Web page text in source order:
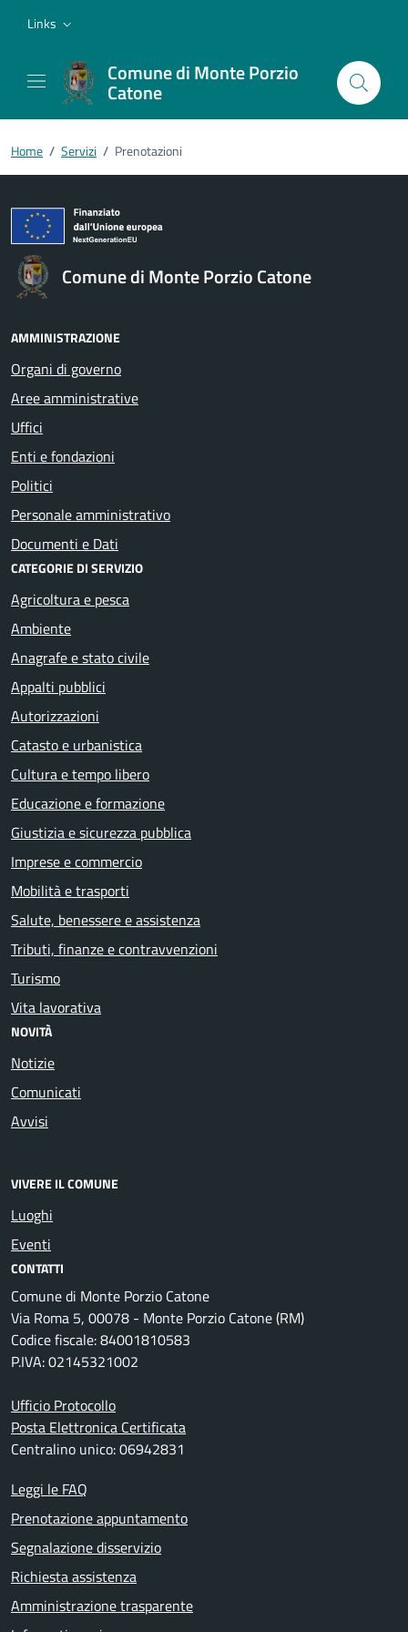
Links
Comune di Monte Porzio
Catone
Home / Servizi / Prenotazioni
Comune di Monte Porzio Catone
AMMINISTRAZIONE
Organi di governo
Aree amministrative
Uffici
Enti e fondazioni
Politici
Personale amministrativo
Documenti e Dati
CATEGORIE DI SERVIZIO
Agricoltura e pesca
Ambiente
Anagrafe e stato civile
Appalti pubblici
Autorizzazioni
Catasto e urbanistica
Cultura e tempo libero
Educazione e formazione
Giustizia e sicurezza pubblica
Imprese e commercio
Mobilità e trasporti
Salute, benessere e assistenza
Tributi, finanze e contravvenzioni
Turismo
Vita lavorativa
NOVITÀ
Notizie
Comunicati
Avvisi
VIVERE IL COMUNE
Luoghi
Eventi
CONTATTI
Comune di Monte Porzio Catone
Via Roma 5, 00078 - Monte Porzio Catone (RM)
Codice fiscale: 84001810583
P.IVA: 02145321002
Ufficio Protocollo
Posta Elettronica Certificata
Centralino unico: 06942831
Leggi le FAQ
Prenotazione appuntamento
Segnalazione disservizio
Richiesta assistenza
Amministrazione trasparente